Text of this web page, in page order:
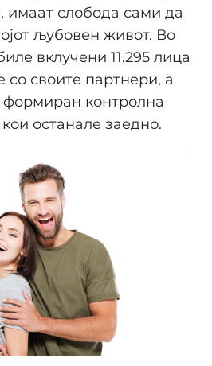
имаат слобода сами да
љубовен живот. Во
вклучени 11.295 лица
со своите партнери, а
контролнa
останале заедно.